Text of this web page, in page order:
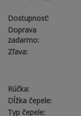
Dostupnosť:
Doprava
zadarmo:
Zľava:
Rúčka:
Dĺžka čepele:
Typ čepele: